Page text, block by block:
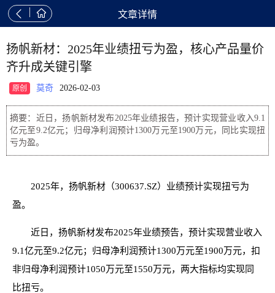
  文章详情
扬帆新材：2025年业绩扭亏为盈，核心产品量价
齐升成关键引擎
原创 莫奇 2026-02-03
摘要：近日，扬帆新材发布2025年业绩报告，预计实现营业收入9.1
亿元至9.2亿元；归母净利润预计1300万元至1900万元，同比实现扭
亏为盈。
2025年，扬帆新材（300637.SZ）业绩预计实现扭亏为
盈。
近日，扬帆新材发布2025年业绩预告，预计实现营业收入
9.1亿元至9.2亿元；归母净利润预计1300万元至1900万元，扣
非归母净利润预计1050万元至1550万元，两大指标均实现同
比扭亏。